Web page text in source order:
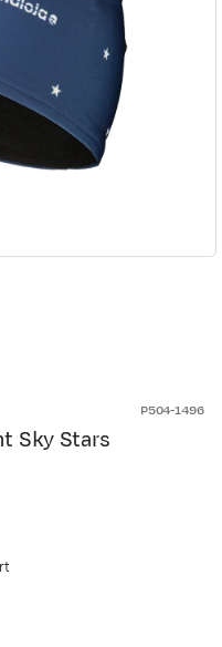
P504-1496
Sky Stars